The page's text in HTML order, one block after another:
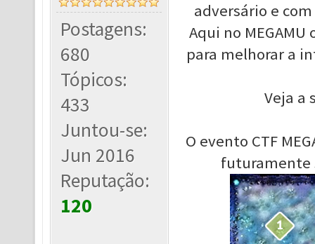
Postagens:
680
Tópicos:
433
Juntou-se:
Jun 2016
Reputação:
120
adversário e
Aqui no
para melhorar a
Veja a
O evento CTF
futuramente